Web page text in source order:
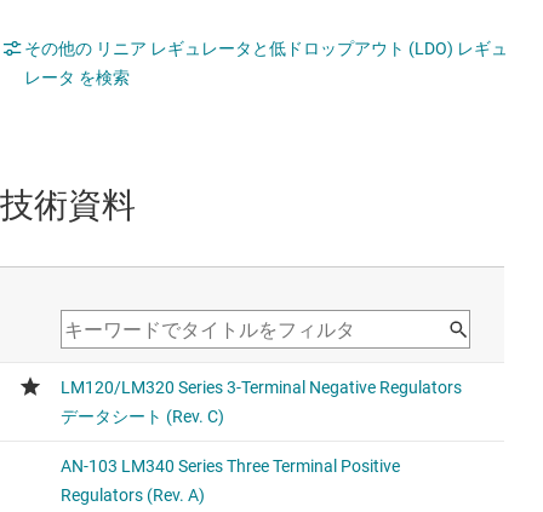
その他の リニア レギュレータと低ドロップアウト (LDO) レギュ
レータ を検索
技術資料